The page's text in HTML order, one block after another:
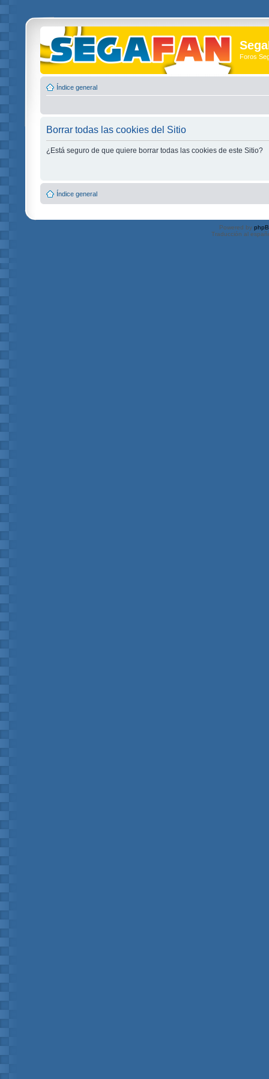
Foros
Índice general
Borrar todas las cookies del Sitio
¿Está seguro de que quiere borrar todas las cookies de este Sitio?
Índice general
Powered by
Traducción al